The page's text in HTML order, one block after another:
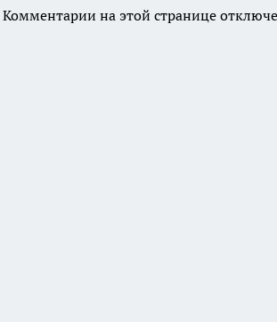
Комментарии на этой странице